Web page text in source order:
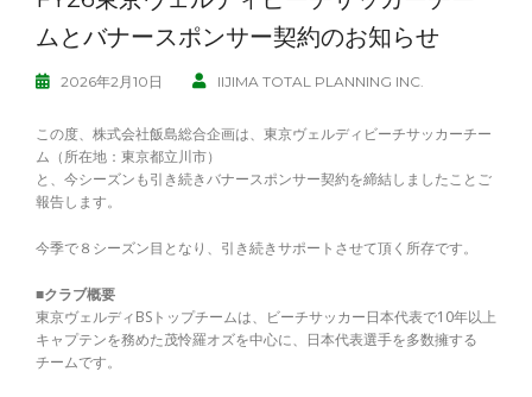
ムとバナースポンサー契約のお知らせ
2026年2月10日 IIJIMA TOTAL PLANNING INC.
この度、株式会社飯島総合企画は、東京ヴェルディビーチサッカーチー
ム（所在地：東京都立川市）
と、今シーズンも引き続きバナースポンサー契約を締結しましたことご
報告します。
今季で８シーズン目となり、引き続きサポートさせて頂く所存です。
■クラブ概要
東京ヴェルディBSトップチームは、ビーチサッカー日本代表で10年以上
キャプテンを務めた茂怜羅オズを中心に、日本代表選手を多数擁する
チームです。